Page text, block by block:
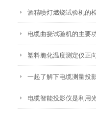
酒精喷灯燃烧试验机的
电缆曲挠试验机的主要
塑料脆化温度测定仪正
一起了解下电缆测量投
电缆智能投影仪是利用